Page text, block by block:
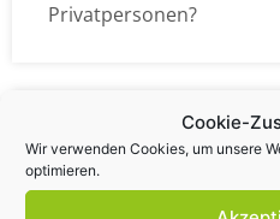
Cookie-
Wir verwenden Cookies, um unsere
optimieren.
Privatpersonen?
Wie kann ich die Daten
übermitteln?